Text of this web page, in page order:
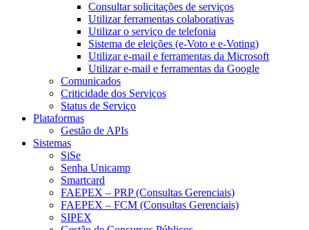
Consultar solicitações de serviços
Utilizar ferramentas colaborativas
Utilizar o serviço de telefonia
Sistema de eleições (e-Voto e e-Voting)
Utilizar e-mail e ferramentas da Microsoft
Utilizar e-mail e ferramentas da Google
Comunicados
Criticidade dos Serviços
Status de Serviço
Plataformas
Gestão de APIs
Sistemas
SiSe
Senha Unicamp
Smartcard
FAEPEX – PRP (Consultas Gerenciais)
FAEPEX – FCM (Consultas Gerenciais)
SIPEX